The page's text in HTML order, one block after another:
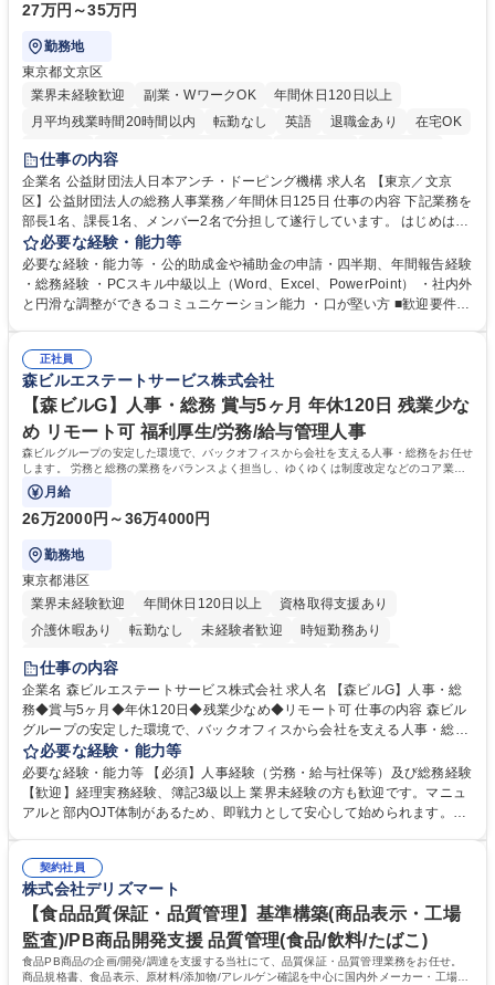
27万円～35万円
勤務地
東京都文京区
業界未経験歓迎
副業・WワークOK
年間休日120日以上
月平均残業時間20時間以内
転勤なし 英語 退職金あり
在宅OK
賞与あり
育休あり
食事補助あり
仕事の内容
企業名 公益財団法人日本アンチ・ドーピング機構 求人名 【東京／文京
区】公益財団法人の総務人事業務／年間休日125日 仕事の内容 下記業務を
部長1名、課長1名、メンバー2名で分担して遂行しています。 はじめは担
当者として業務を覚えていただき、ゆくゆくはリーダーやマネージャーポ
ジションとして活躍いただくことを期待しています。 【総務・人事グルー
プの業務内容】 ・人事制度関連 ・採用活動 ・教育研修の企画、実行 ・勤
怠管理 ・官公庁への各種提出 ・法定の会議運営（評議員会、理事会） ・
管理 ・福利厚生関連 ・職員からの問合せ、相談対応 ・その他日常の総務
業務全般 募集職種 【東京／文京区】公益財団法人の総務人事業務／年間
休日125日
必要な経験・能力等
必要な経験・能力等 ・公的助成金や補助金の申請・四半期、年間報告経験
・総務経験 ・PCスキル中級以上（Word、Excel、PowerPoint） ・社内外
と円滑な調整ができるコミュニケーション能力 ・口が堅い方 ■歓迎要件
正社員
森ビルエステートサービス株式会社
【森ビルG】人事・総務 賞与5ヶ月 年休120日 残業少な
め リモート可 福利厚生/労務/給与管理人事
森ビルグループの安定した環境で、バックオフィスから会社を支える人事・総務をお任せ
します。 労務と総務の業務をバランスよく担当し、ゆくゆくは制度改定などのコア業務
にも挑戦できる、やりがいある環境です。
月給
26万2000円～36万4000円
勤務地
東京都港区
業界未経験歓迎
年間休日120日以上
資格取得支援あり
介護休暇あり
転勤なし 未経験者歓迎
時短勤務あり
経験者歓迎
完全週休2日制
交通費支給 長期歓迎 駅近5分以内 土日祝休み
仕事の内容
企業名 森ビルエステートサービス株式会社 求人名 【森ビルG】人事・総
務◆賞与5ヶ月◆年休120日◆残業少なめ◆リモート可 仕事の内容 森ビル
グループの安定した環境で、バックオフィスから会社を支える人事・総務
をお任せします。 労務と総務の業務をバランスよく担当し、ゆくゆくは制
度改定などのコア業務にも挑戦できる、やりがいある環境です。 ■勤怠管
理、給与計算、社会保険手続き、年末調整等の労務管理全般 ■入退社手続
き、社内規定の改定や人事制度改定などのコア業務 ■社内イベントの企画
でも質問・相談できる環境が整っているため、安心して成長できます。 募
集職種 【森ビルG】人事・総務◆賞与5ヶ月◆年休120日◆残業少なめ◆
リモート可
必要な経験・能力等
必要な経験・能力等 【必須】人事経験（労務・給与社保等）及び総務経験
【歓迎】経理実務経験、簿記3級以上 業界未経験の方も歓迎です。マニュ
アルと部内OJT体制があるため、即戦力として安心して始められます。
務に挑戦できるため、自身の成長と組織への貢献度をダイレクトに実感で
きます。 残業少なめ、週1日リモート可など、ワークライフバランスを保
ち長期活躍できる環境です。 「これまでの幅広い経験を活かし、長期的な
キャリアを築きたい」という前向きな意欲と挑戦を全力で応援します。 学
歴・資格 学歴：大学院 大学 高専 短大 専修学校 高校 語学力： 資格：日商
簿記検定1級 日商簿記検定2級 日商簿記検定3級
契約社員
株式会社デリズマート
【食品品質保証・品質管理】基準構築(商品表示・工場
監査)/PB商品開発支援 品質管理(食品/飲料/たばこ)
食品PB商品の企画/開発/調達を支援する当社にて、品質保証・品質管理業務をお任せ。
商品規格書、食品表示、原材料/添加物/アレルゲン確認を中心に国内外メーカー・工場の